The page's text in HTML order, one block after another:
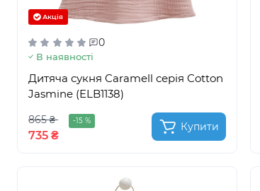
Акція
0
В наявності
Дитяча сукня Caramell серія Cotton
Jasmine (ELB1138)
865 ₴ -15 %
735 ₴
Купити